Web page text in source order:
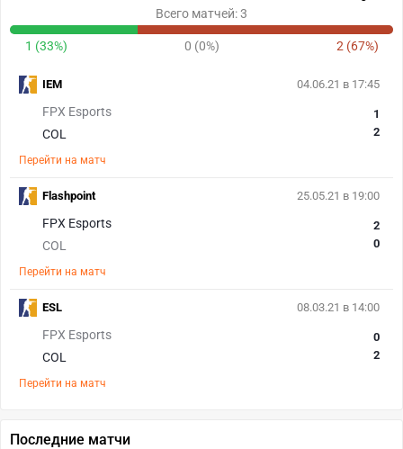
Всего матчей: 3
1 (33%) 0 (0%) 2 (67%)
04.06.21 в 17:45
FPX Esports
COL
1
2
Перейти на матч
IEM
25.05.21 в 19:00
FPX Esports
COL
2
0
Перейти на матч
Flashpoint
08.03.21 в 14:00
FPX Esports
COL
0
2
Перейти на матч
ESL
Последние матчи